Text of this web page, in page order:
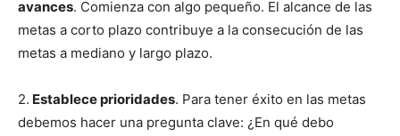
avances. Comienza con algo pequeño. El alcance de las
metas a corto plazo contribuye a la consecución de las
metas a mediano y largo plazo.
2. Establece prioridades. Para tener éxito en las metas
debemos hacer una pregunta clave: ¿En qué debo